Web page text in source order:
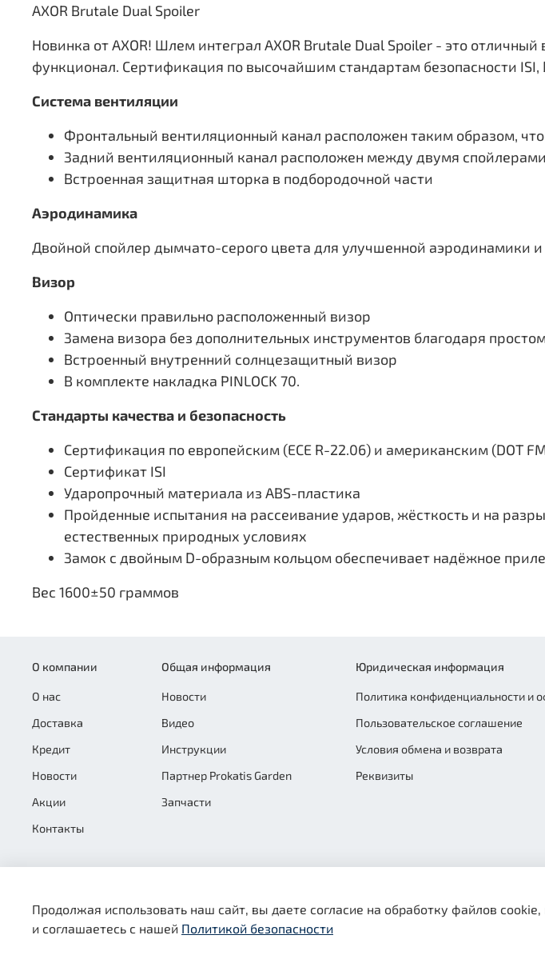
AXOR Brutale Dual Spoiler
Новинка от AXOR! Шлем интеграл AXOR Brutale Dual Spoiler - это
функционал. Сертификация по высочайшим стандартам безопасности ISI,
Система вентиляции
Фронтальный вентиляционный канал расположен таким образом,
Задний вентиляционный канал расположен между двумя
Встроенная защитная шторка в подбородочной части
Аэродинамика
Двойной спойлер дымчато-серого цвета для улучшенной аэродинамики
Визор
Оптически правильно расположенный визор
Замена визора без дополнительных инструментов благодаря
Встроенный внутренний солнцезащитный визор
В комплекте накладка PINLOCK 70.
Стандарты качества и безопасность
Сертификация по европейским (ECE R-22.06) и американским (DOT
Сертификат ISI
Ударопрочный материала из ABS-пластика
Пройденные испытания на рассеивание ударов, жёсткость и на
естественных природных условиях
Замок с двойным D-образным кольцом обеспечивает надёжное
Вес 1600±50 граммов
О компании
О нас
Доставка
Кредит
Новости
Акции
Контакты
Общая информация
Новости
Видео
Инструкции
Партнер Prokatis Garden
Запчасти
Юридическая информация
Политика конфиденциальности и
Пользовательское соглашение
Условия обмена и возврата
Реквизиты
Продолжая использовать наш сайт, вы даете согласие на обработку файлов
и соглашаетесь с нашей Политикой безопасности